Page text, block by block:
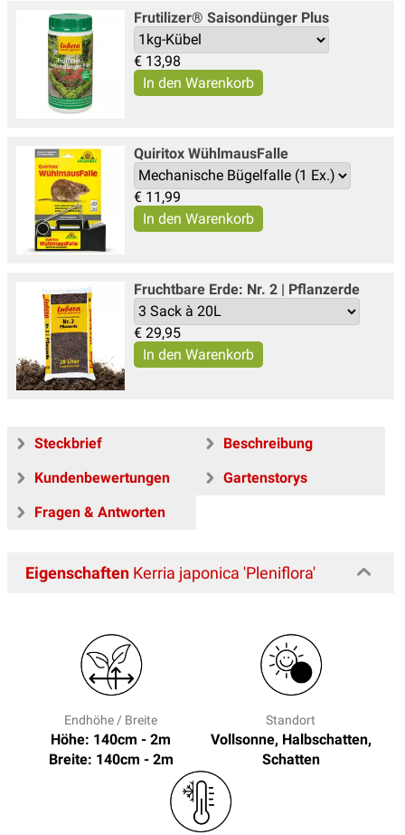
Frutilizer® Saisondünger Plus
€ 13,98
Quiritox WühlmausFalle
€ 11,99
Fruchtbare Erde: Nr. 2 | Pflanzerde
€ 29,95
Steckbrief
Beschreibung
Kundenbewertungen
Gartenstorys
Fragen & Antworten
Eigenschaften Kerria japonica 'Pleniflora'
Endhöhe / Breite
Höhe: 140cm - 2m
Breite: 140cm - 2m
Standort
Vollsonne, Halbschatten,
Schatten